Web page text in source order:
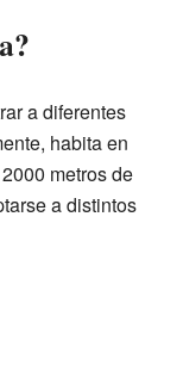
a diferentes
habita en
metros de
a distintos